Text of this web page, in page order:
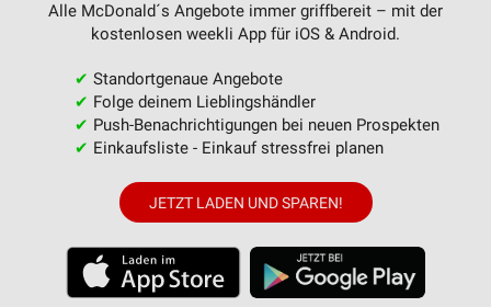
Alle McDonald´s Angebote immer griffbereit – mit der
kostenlosen weekli App für iOS & Android.
✔ Standortgenaue Angebote
✔ Folge deinem Lieblingshändler
✔ Push-Benachrichtigungen bei neuen Prospekten
✔ Einkaufsliste - Einkauf stressfrei planen
JETZT LADEN UND SPAREN!